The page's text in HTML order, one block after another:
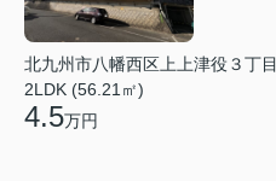
北九州市八幡西区上上津役３丁目
2LDK (56.21㎡)
4.5万円